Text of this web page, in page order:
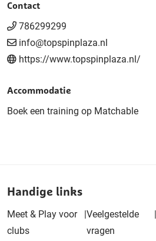
Contact
786299299
info@topspinplaza.nl
https://www.topspinplaza.nl/
Accommodatie
Boek een training op Matchable
Handige links
Meet & Play voor
clubs
|Veelgestelde
vragen